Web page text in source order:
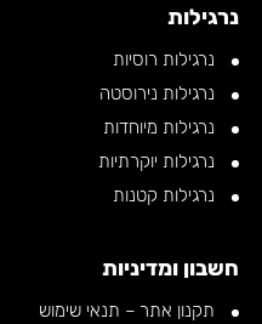
נרגילות
נרגילות רוסיות
נרגילות נירוסטה
נרגילות מיוחדות
נרגילות יוקרתיות
נרגילות קטנות
חשבון ומדיניות
תקנון אתר – תנאי שימוש